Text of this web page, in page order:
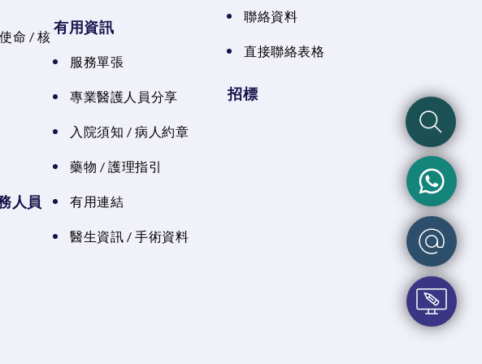
命 / 核
人員
有用資訊
服務單張
專業醫護人員分享
入院須知 / 病人約章
藥物 / 護理指引
有用連結
醫生資訊 / 手術資料
聯絡資料
直接聯絡表格
招標